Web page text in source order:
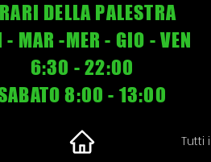
DELLA PALESTRA
- MAR -MER - GIO - VEN
6:30 - 22:00
8:00 - 13:00
Tutti